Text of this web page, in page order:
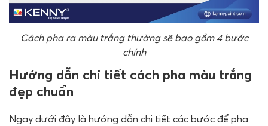
Cách pha ra màu trắng thường sẽ bao gồm 4 bước
chính
Hướng dẫn chi tiết cách pha màu trắng
đẹp chuẩn
Ngay dưới đây là hướng dẫn chi tiết các bước để pha